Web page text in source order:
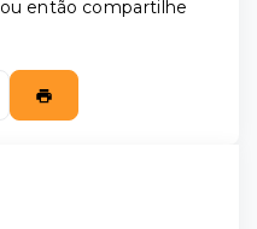
então compartilhe